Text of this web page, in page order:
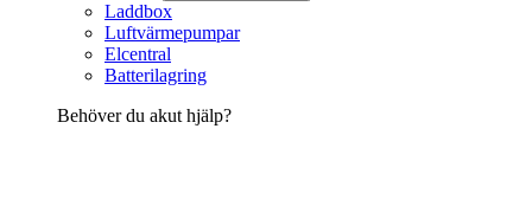
Laddbox
Luftvärmepumpar
Elcentral
Batterilagring
Behöver du akut hjälp?